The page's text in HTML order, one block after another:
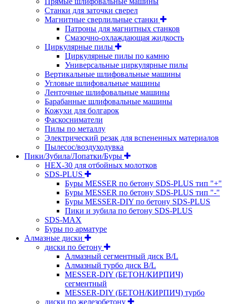
Станки для заточки сверел
Магнитные сверлильные станки
Патроны для магнитных станков
Смазочно-охлаждающая жидкость
Циркулярные пилы
Циркулярные пилы по камню
Универсальные циркулярные пилы
Вертикальные шлифовальные машины
Угловые шлифовальные машины
Ленточные шлифовальные машины
Барабанные шлифовальные машины
Кожухи для болгарок
Фаскосниматели
Пилы по металлу
Электрический резак для вспененных материалов
Пылесос/воздуходувка
Пики/Зубила/Лопатки/Буры
HEX-30 для отбойных молотков
SDS-PLUS
Буры MESSER по бетону SDS-PLUS тип "+"
Буры MESSER по бетону SDS-PLUS тип "-"
Буры MESSER-DIY по бетону SDS-PLUS
Пики и зубила по бетону SDS-PLUS
SDS-MAX
Буры по арматуре
Алмазные диски
диски по бетону
Алмазный сегментный диск B/L
Алмазный турбо диск B/L
MESSER-DIY (БЕТОН/КИРПИЧ)
сегментный
MESSER-DIY (БЕТОН/КИРПИЧ) турбо
диски по железобетону